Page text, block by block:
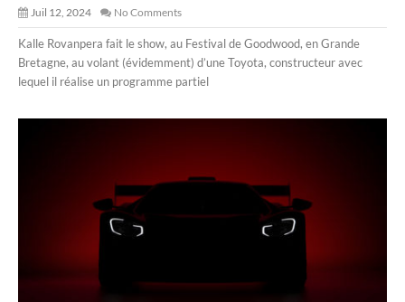
Juil 12, 2024 No Comments
Kalle Rovanpera fait le show, au Festival de Goodwood, en Grande
Bretagne, au volant (évidemment) d’une Toyota, constructeur avec
lequel il réalise un programme partiel